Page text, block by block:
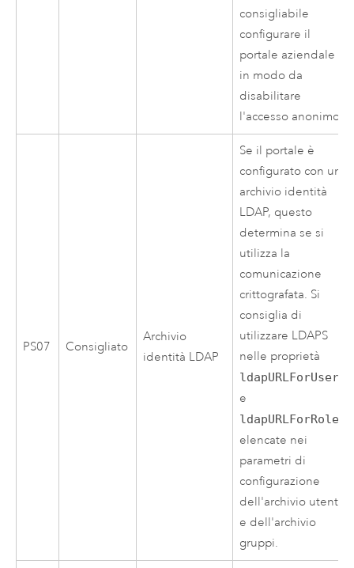
consigliabile
configurare il
portale aziendale
in modo da
disabilitare
l'accesso anonimo.
PS07 Consigliato
Archivio
identità LDAP
Se il portale è
configurato con un
archivio identità
LDAP, questo
determina se si
utilizza la
comunicazione
crittografata. Si
consiglia di
utilizzare LDAPS
nelle proprietà
ldapURLForUsers
e
ldapURLForRoles
elencate nei
parametri di
configurazione
dell'archivio utenti
e dell'archivio
gruppi.